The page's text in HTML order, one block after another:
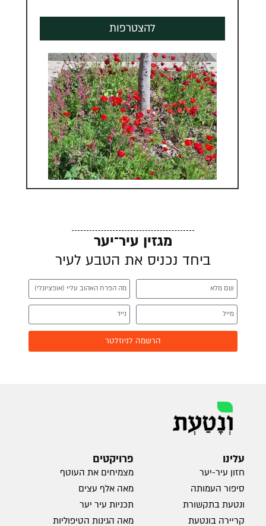
להצטרפות
מגזין עיר־יער
ביחד נכניס את הטבע לעיר
הרשמה לניוזלטר
עלינו
חזון עיר-יער
סיפור העמותה
ונטעת בתקשורת
קריירה בונטעת
פרויקטים
מצמיחים את העוטף
מאה אלף עצים
תכניות עיר יער
מאה הגינות הטיפוליות